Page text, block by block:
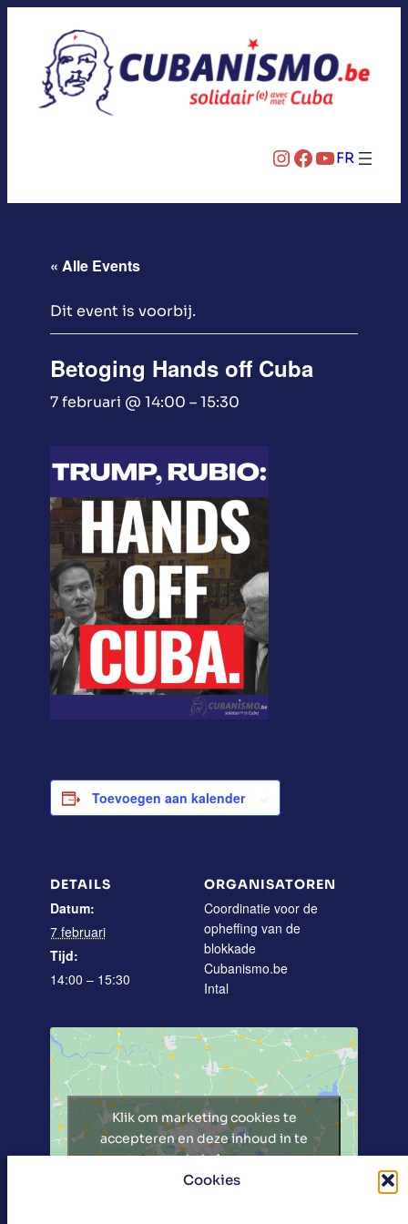
Cookies
InstagramFacebook YouTube FR
« Alle Events
Dit event is voorbij.
Betoging Hands off Cuba
7 februari @ 14:00 –15:30
Toevoegen aan kalender
DETAILS
Datum:
7 februari
Tijd:
14:00 – 15:30
ORGANISATOREN
Coordinatie voor de
opheffing van de
blokkade
Cubanismo.be
Intal
Klik om marketing cookies te
accepteren en deze inhoud in te
schakelen